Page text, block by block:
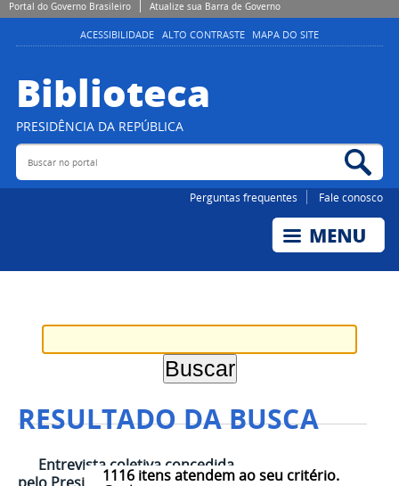
Portal do Governo Brasileiro Atualize sua Barra de Governo
ACESSIBILIDADE ALTO CONTRASTE MAPA DO SITE
Biblioteca
PRESIDÊNCIA DA REPÚBLICA
Buscar no portal
Perguntas frequentes Fale conosco
RESULTADO DA BUSCA
1116itens atendem ao seu critério.
Entrevista coletiva concedida